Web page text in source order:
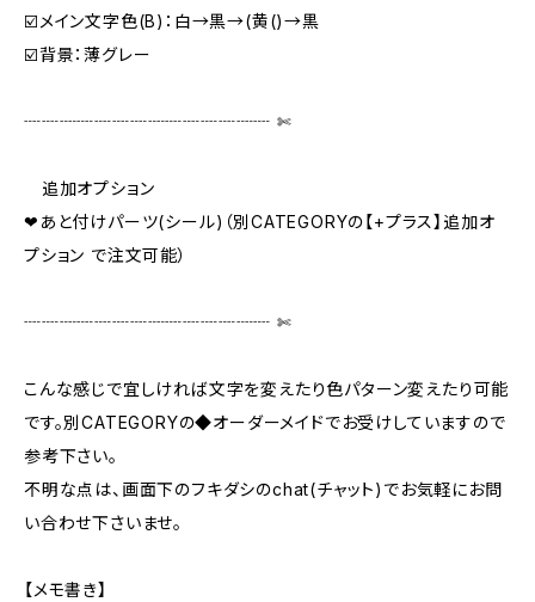
☑️メイン文字色(B)：白→黒→(黄()→黒
☑️背景：薄グレー
┈┈┈┈┈┈┈┈┈┈┈┈┈┈ ✄‬‬
追加オプション
❤あと付けパーツ(シール)（別CATEGORYの【+プラス】追加オ
プション で注文可能）
┈┈┈┈┈┈┈┈┈┈┈┈┈┈ ✄‬‬
こんな感じで宜しければ文字を変えたり色パターン変えたり可能
です。別CATEGORYの◆オーダーメイドでお受けしていますので
参考下さい。
不明な点は、画面下のフキダシのchat(チャット)でお気軽にお問
い合わせ下さいませ。
【メモ書き】